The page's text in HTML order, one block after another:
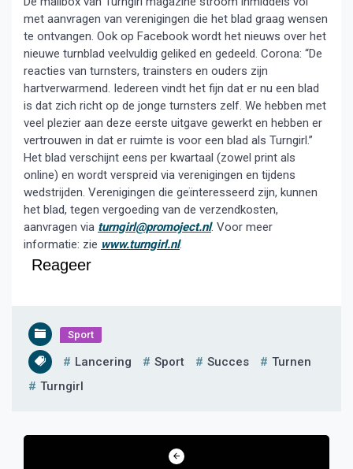
met aanvragen van verenigingen die het blad graag wensen
te ontvangen. Ook op Facebook wordt het nieuws over het
nieuwe turnblad veelvuldig geliked en gedeeld. Corona: “De
reacties van turnsters, trainsters en ouders zijn
hartverwarmend. Iedereen vindt het fijn dat er nu een blad
is dat zich richt op de jonge turnsters zelf. We hebben met
veel plezier aan deze eerste uitgave gewerkt en hebben er
vertrouwen in dat er ruimte is voor een blad als Turngirl.”
Het blad verschijnt eens per kwartaal (zowel print als
online) en wordt verspreid via verenigingen en tijdens
wedstrijden. Verenigingen die geïnteresseerd zijn, kunnen
het blad, tegen vergoeding van de verzendkosten,
aanvragen via turngirl@promoject.nl. Voor meer
informatie: zie www.turngirl.nl.
Reageer
Sport
Lancering Sport Succes
Turnen
Turngirl
Bericht